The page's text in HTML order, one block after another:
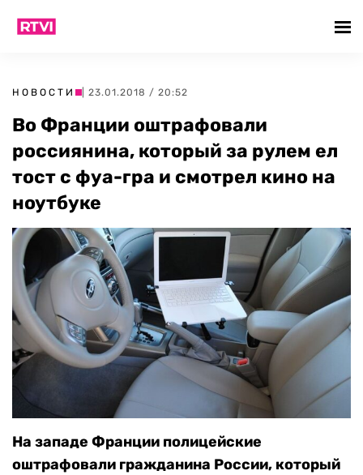
НОВОСТИ | 23.01.2018 / 20:52
Во Франции оштрафовали
россиянина, который за рулем ел
тост с фуа-гра и смотрел кино на
ноутбуке
На западе Франции полицейские
оштрафовали гражданина России, который